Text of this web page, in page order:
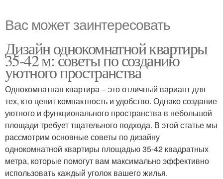
Вас может заинтересовать
Дизайн однокомнатной квартиры
35-42 м: советы по созданию
уютного пространства
Однокомнатная квартира – это отличный вариант для
тех, кто ценит компактность и удобство. Однако создание
уютного и функционального пространства в небольшой
площади требует тщательного подхода. В этой статье мы
рассмотрим основные советы по дизайну
однокомнатной квартиры площадью 35-42 квадратных
метра, которые помогут вам максимально эффективно
использовать каждый уголок вашего жилья.